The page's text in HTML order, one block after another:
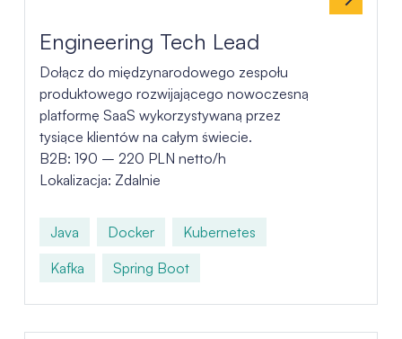
Engineering Tech Lead
Dołącz do międzynarodowego zespołu
produktowego rozwijającego nowoczesną
platformę SaaS wykorzystywaną przez
tysiące klientów na całym świecie.
B2B: 190 – 220 PLN netto/h
Lokalizacja: Zdalnie
Java Docker
Kubernetes
Kafka
Spring Boot